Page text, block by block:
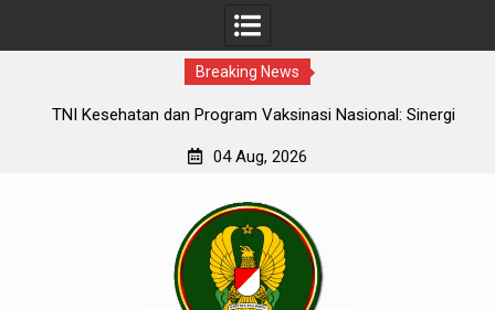
Breaking News
TNI Kesehatan dan Program Vaksinasi Nasional: Sinergi
04 Aug, 2026